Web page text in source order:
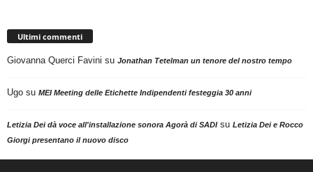
Ultimi commenti
Giovanna Querci Favini su Jonathan Tetelman un tenore del nostro tempo
Ugo su MEI Meeting delle Etichette Indipendenti festeggia 30 anni
Letizia Dei dà voce all'installazione sonora Agorà di SADIsu Letizia Dei e Rocco
Giorgi presentano il nuovo disco